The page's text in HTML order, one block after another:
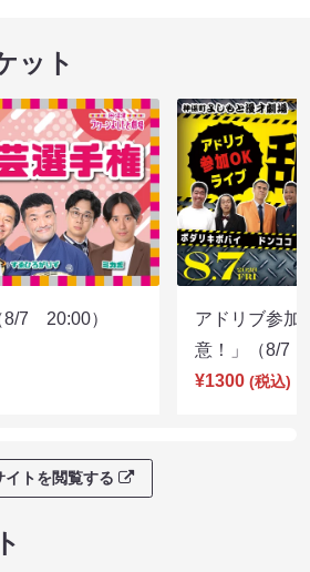
ット
8/7 20:00）
アドリブ参加
意！」（8/7
¥1300 (税込)
イトを閲覧する